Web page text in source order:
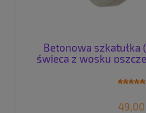
Betonowa
świeca z wosku
49,00